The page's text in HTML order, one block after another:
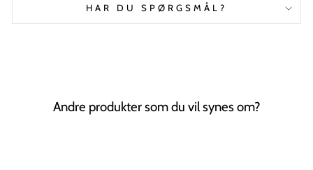
HAR DU SPØRGSMÅL?
Andre produkter som du vil synes om?